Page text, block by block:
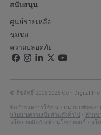
สนับสนุน
ศูนย์ช่วยเหลือ
ชุมชน
ความปลอดภัย
© ลิขสิทธิ์ 2005-2026 Gen Digital
ข้อกำหนดการใช้งาน • แนวทางซัพพลา
นโยบายความเป็นส่วนตัวทั่วไป • ห้ามข
นโยบายผลิตภัณฑ์ • นโยบายคุกกี้ • นโ